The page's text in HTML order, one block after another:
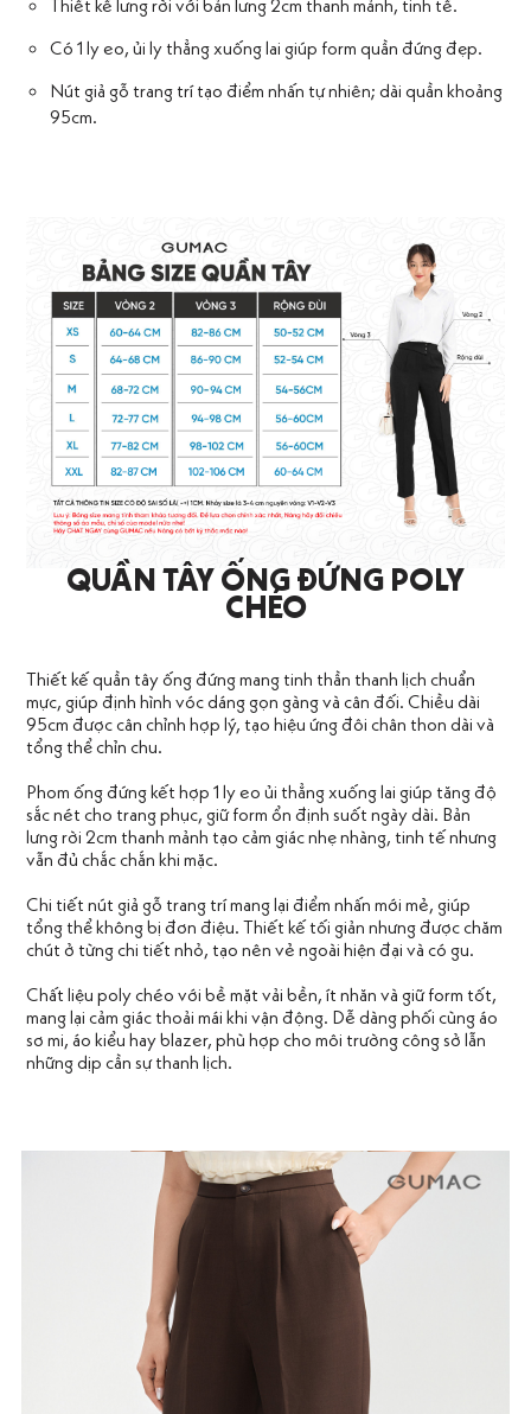
Có 1 ly eo, ủi ly thẳng xuống lai giúp form quần đứng đẹp.
Nút giả gỗ trang trí tạo điểm nhấn tự nhiên; dài quần khoảng
95cm.
QUẦN TÂY ỐNG ĐỨNG POLY
CHÉO
Thiết kế quần tây ống đứng mang tinh thần thanh lịch chuẩn
mực, giúp định hình vóc dáng gọn gàng và cân đối. Chiều dài
95cm được cân chỉnh hợp lý, tạo hiệu ứng đôi chân thon dài và
tổng thể chỉn chu.
Phom ống đứng kết hợp 1 ly eo ủi thẳng xuống lai giúp tăng độ
sắc nét cho trang phục, giữ form ổn định suốt ngày dài. Bản
lưng rời 2cm thanh mảnh tạo cảm giác nhẹ nhàng, tinh tế nhưng
vẫn đủ chắc chắn khi mặc.
Chi tiết nút giả gỗ trang trí mang lại điểm nhấn mới mẻ, giúp
tổng thể không bị đơn điệu. Thiết kế tối giản nhưng được chăm
chút ở từng chi tiết nhỏ, tạo nên vẻ ngoài hiện đại và có gu.
Chất liệu poly chéo với bề mặt vải bền, ít nhăn và giữ form tốt,
mang lại cảm giác thoải mái khi vận động. Dễ dàng phối cùng áo
sơ mi, áo kiểu hay blazer, phù hợp cho môi trường công sở lẫn
những dịp cần sự thanh lịch.